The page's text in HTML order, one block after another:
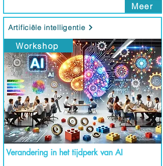
Meer
Artificiële intelligentie
Workshop
Verandering in het tijdperk van AI